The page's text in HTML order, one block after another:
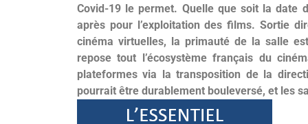
Covid-19 le permet. Quelle que soit la date
après pour l’exploitation des films. Sortie
cinéma virtuelles, la primauté de la salle
repose tout l’écosystème français du
plateformes via la transposition de la
pourrait être durablement bouleversé, et les